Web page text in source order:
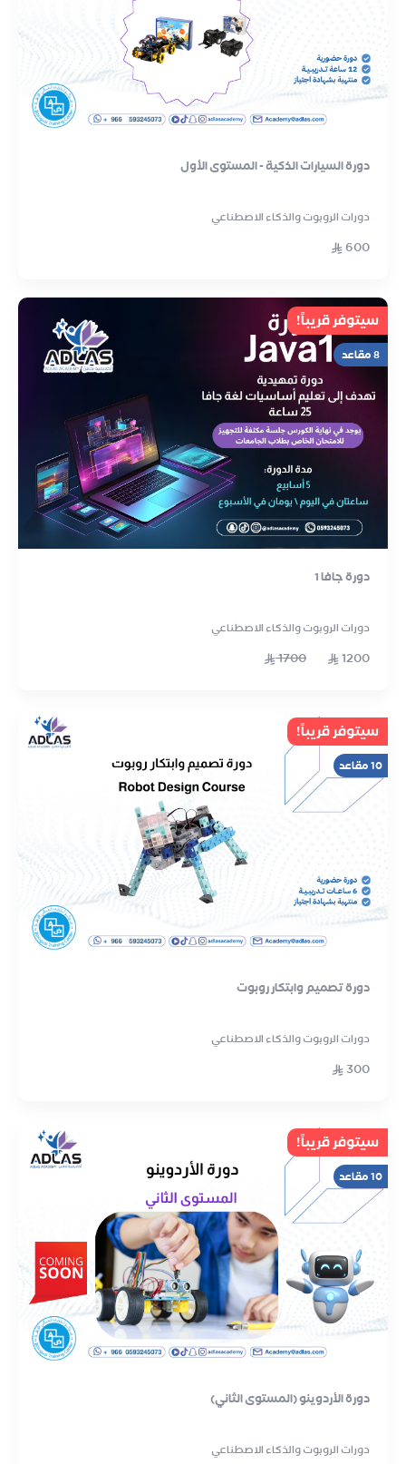
دورة السيارات الذكية - المستوى الأول
دورات الروبوت والذكاء الاصطناعي
600
سيتوفر قريباً!
8 مقاعد
دورة جافا 1
دورات الروبوت والذكاء الاصطناعي
1200
1700
سيتوفر قريباً!
10 مقاعد
دورة تصميم وابتكار روبوت
دورات الروبوت والذكاء الاصطناعي
300
سيتوفر قريباً!
10 مقاعد
دورة الأردوينو (المستوى الثاني)
دورات الروبوت والذكاء الاصطناعي